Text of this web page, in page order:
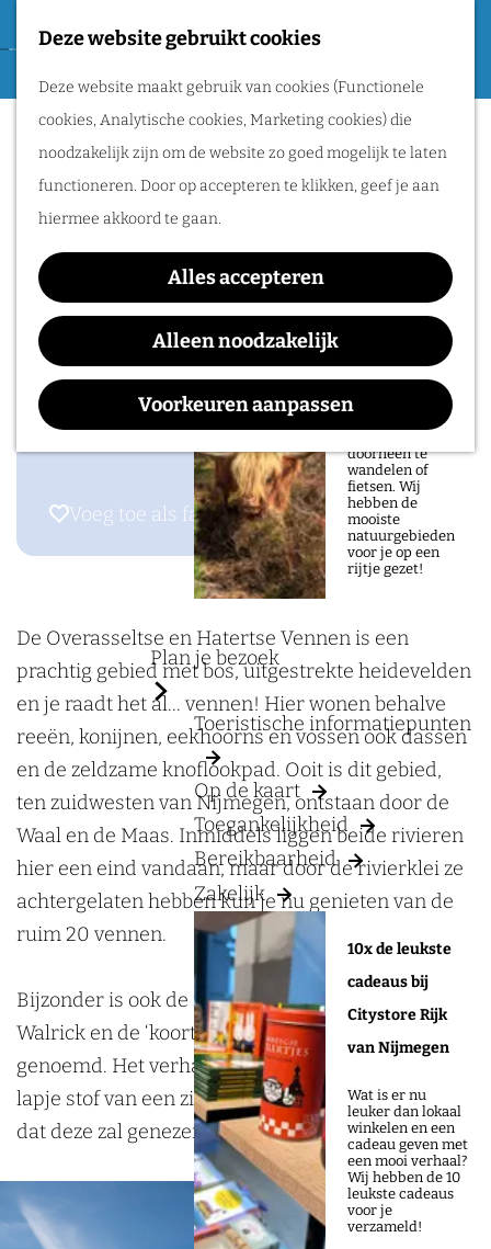
Deze website gebruikt cookies
Deze website maakt gebruik van cookies (Functionele
cookies, Analytische cookies, Marketing cookies) die
noodzakelijk zijn om de website zo goed mogelijk te laten
functioneren. Door op accepteren te klikken, geef je aan
hiermee akkoord te gaan.
Alles accepteren
Alleen noodzakelijk
Voorkeuren aanpassen
a
F
a
v
o
r
i
e
e
M
e
n
u
Routes
Wandelen
Fietsen
Routeplanner
Natuurgebieden
in het Rijk van
natuur in het Rijk
van Nijmegen is
doorheen te
wandelen of
fietsen. Wij
hebben de
mooiste
natuurgebieden
voor je op een
rijtje gezet!
Plan je bezoek
Toeristische informatiepunten
Op de kaart
Toegankelijkheid
Bereikbaarheid
Zakelijk
10x de leukste
cadeaus bij
Citystore Rijk
van Nijmegen
Wat is er nu
leuker dan lokaal
winkelen en een
cadeau geven met
een mooi verhaal?
Wij hebben de 10
leukste cadeaus
voor je
verzameld!
Overasseltse en Hatertse
Vennen
Contact
Plan je routen
a
r
O
v
e
r
a
s
s
e
l
t
s
e
e
n
a
t
e
r
t
s
e
V
a
e
r
a
s
s
e
l
t
s
e
n
H
a
t
e
Voeg toe als favoriet
Voeg toe als favoriet
De Overasseltse en Hatertse Vennen is een
prachtig gebied met bos, uitgestrekte heidevelden
en je raadt het al... vennen! Hier wonen behalve
reeën, konijnen, eekhoorns en vossen ook dassen
en de zeldzame knoflookpad. Ooit is dit gebied,
ten zuidwesten van Nijmegen, ontstaan door de
Waal en de Maas. Inmiddels liggen beide rivieren
hier een eind vandaan, maar door de rivierklei ze
achtergelaten hebben kun je nu genieten van de
ruim 20 vennen.
Bijzonder is ook de ruïne van de kapel van St.
Walrick en de ‘koortsboom’, ook wel lapjesboom
genoemd. Het verhaal gaat namelijk dat als je een
lapje stof van een zieke in deze zomereik hangt
dat deze zal genezen.